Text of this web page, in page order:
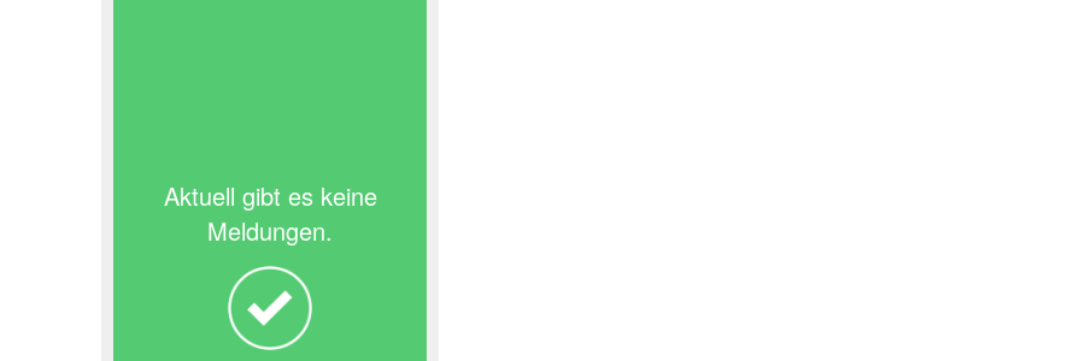
Aktuell gibt es keine
Meldungen.